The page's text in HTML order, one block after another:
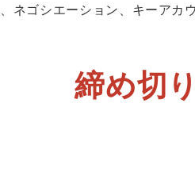
ネゴシエーション、キーア
締め切